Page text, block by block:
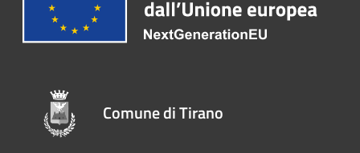
Comune di Tirano